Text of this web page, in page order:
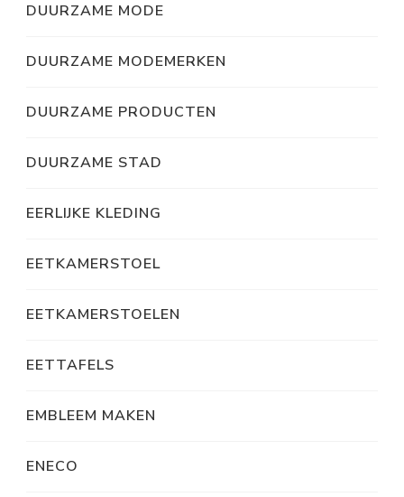
DUURZAME MODE
DUURZAME MODEMERKEN
DUURZAME PRODUCTEN
DUURZAME STAD
EERLIJKE KLEDING
EETKAMERSTOEL
EETKAMERSTOELEN
EETTAFELS
EMBLEEM MAKEN
ENECO